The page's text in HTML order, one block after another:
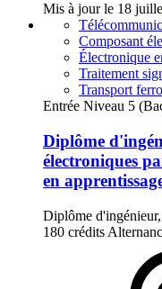
Mis à jour le 18
Composant
Électronique
Traitement
Transport
Entrée Niveau 5
Diplôme
électroniques
en
Diplôme
180 crédits